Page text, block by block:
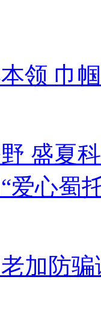
领 巾
盛夏
爱心蜀
加防